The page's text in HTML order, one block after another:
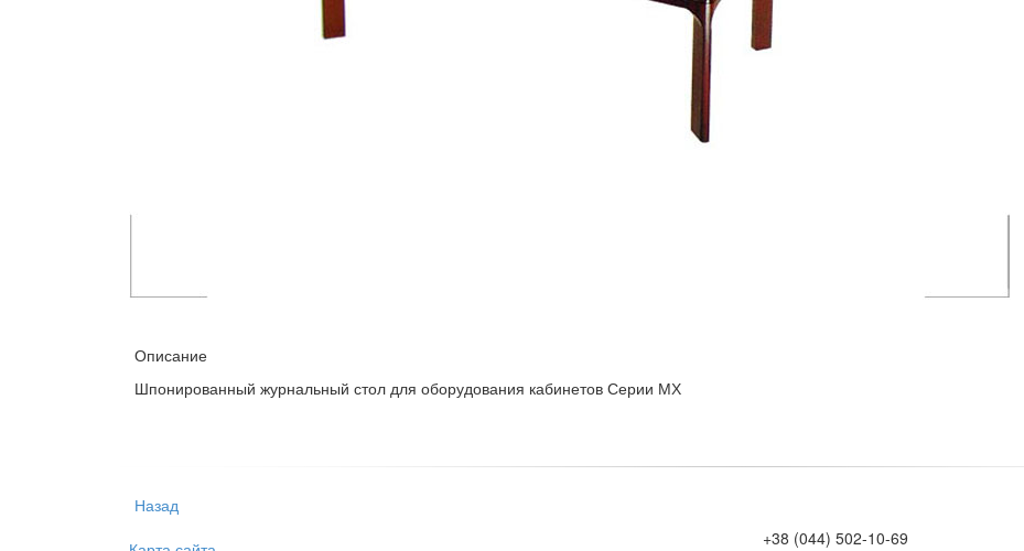
Описание
Шпонированный журнальный стол для оборудования кабинетов Серии МХ
Назад
+38 (044) 502-10-69